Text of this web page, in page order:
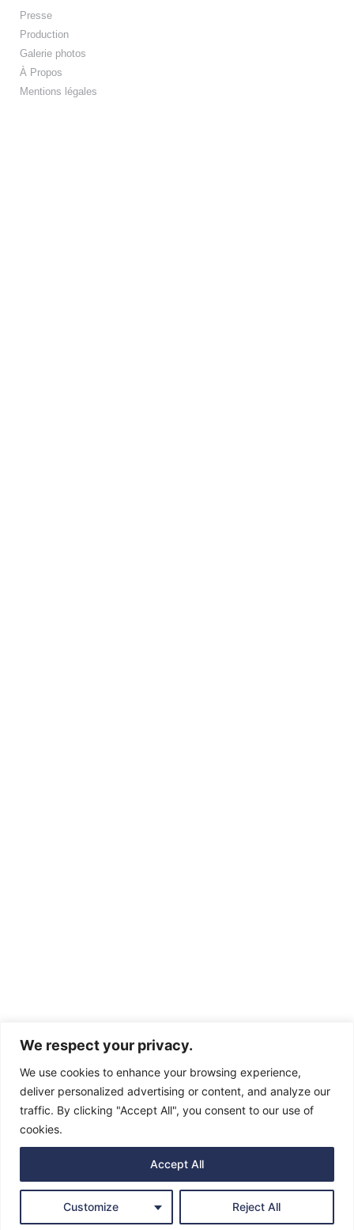
We respect your privacy.
We use cookies to enhance your browsing experience,
deliver personalized advertising or content, and analyze our
traffic. By clicking "Accept All", you consent to our use of
cookies.
Customize Reject All
Accept All
Presse
Production
Galerie photos
À Propos
Mentions légales
Translate »
Powered by Translate